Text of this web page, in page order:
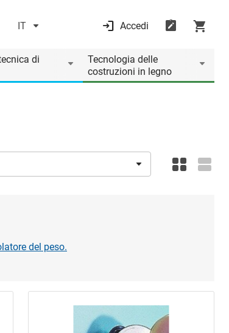
IT Accedi
di
Tecnologia delle
costruzioni in legno
del peso.